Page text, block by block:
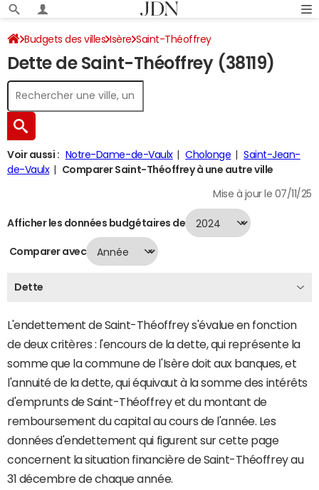
Budgets des villes Isère Saint-Théoffrey
Dette au 31/12/2024
Dette de Saint-Théoffrey (38119)
Voir aussi : Notre-Dame-de-Vaulx Cholonge
Saint-Jean-
de-Vaulx
Comparer Saint-Théoffrey à une autre ville
Mise à jour le 07/11/25
Afficher les données budgétaires de
Comparer avec
Dette
L'endettement de Saint-Théoffrey s'évalue en fonction
de deux critères : l'encours de la dette, qui représente la
somme que la commune de l'Isère doit aux banques, et
l'annuité de la dette, qui équivaut à la somme des intérêts
d'emprunts de Saint-Théoffrey et du montant de
remboursement du capital au cours de l'année. Les
données d'endettement qui figurent sur cette page
concernent la situation financière de Saint-Théoffrey au
31 décembre de chaque année.